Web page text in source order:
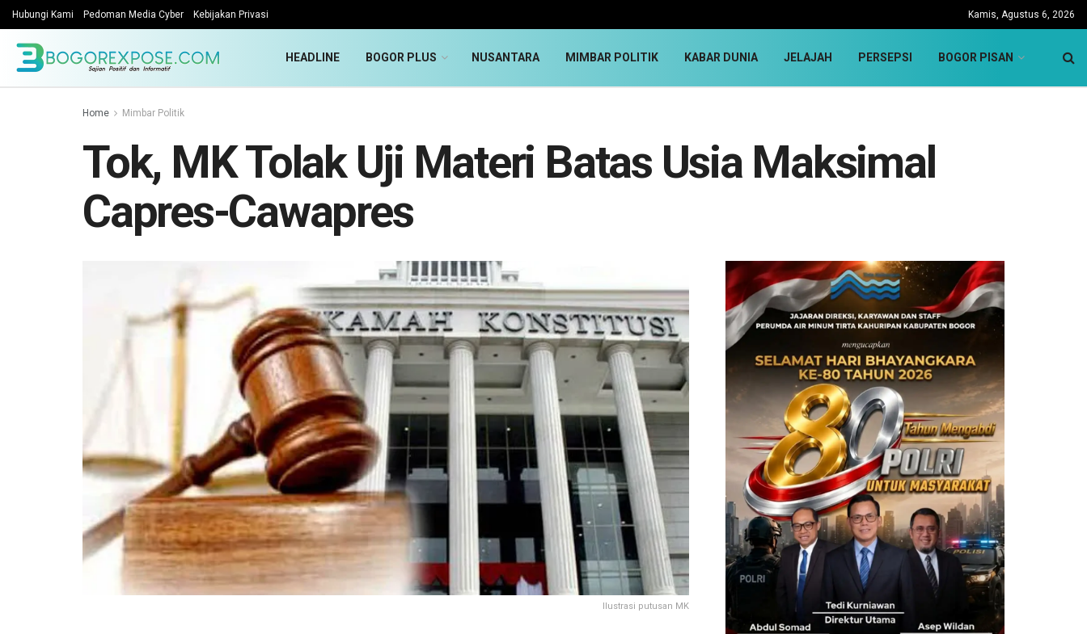
Hubungi Kami Pedoman Media Cyber Kebijakan Privasi Kamis, Agustus 6, 2026
HEADLINE BOGOR PLUS NUSANTARA MIMBAR POLITIK KABAR DUNIA JELAJAH PERSEPSI BOGOR PISAN
Home Mimbar Politik
Tok, MK Tolak Uji Materi Batas Usia Maksimal
Capres-Cawapres
Ilustrasi putusan MK